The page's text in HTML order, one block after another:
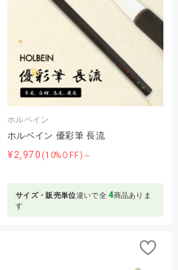
ホルベイン
ホルベイン 優彩筆 長流
¥2,970 (10%OFF)～
サイズ・販売単位違いで全4商品ありま
す